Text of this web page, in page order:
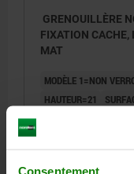
Consentement
GRENOUILLÈRE
FIXATION
MAT
MODÈLE 1=NON
HAUTEUR=21